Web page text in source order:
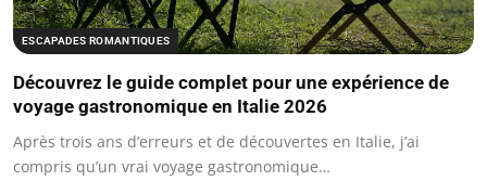
ESCAPADES ROMANTIQUES
Découvrez le guide complet pour une expérience de
voyage gastronomique en Italie 2026
Après trois ans d’erreurs et de découvertes en Italie, j’ai
compris qu’un vrai voyage gastronomique…